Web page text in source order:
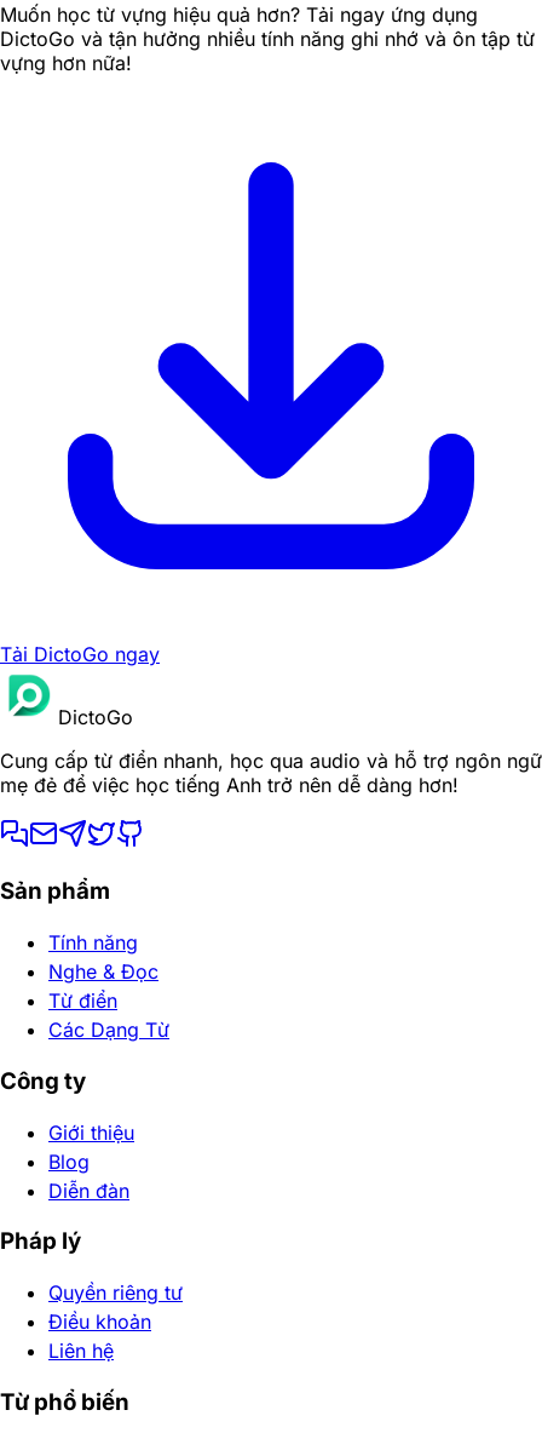
Muốn học từ vựng hiệu quả hơn? Tải ngay ứng dụng
DictoGo và tận hưởng nhiều tính năng ghi nhớ và ôn tập từ
vựng hơn nữa!
Tải DictoGo ngay
DictoGo
Cung cấp từ điển nhanh, học qua audio và hỗ trợ ngôn ngữ
mẹ đẻ để việc học tiếng Anh trở nên dễ dàng hơn!
Sản phẩm
Tính năng
Nghe & Đọc
Từ điển
Các Dạng Từ
Công ty
Giới thiệu
Blog
Diễn đàn
Pháp lý
Quyền riêng tư
Điều khoản
Liên hệ
Từ phổ biến